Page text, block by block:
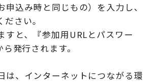
申込み時と同じもの）を入力し、
さい。
すと、『参加用URLとパスワー
発行されます。
は、インターネットにつながる環